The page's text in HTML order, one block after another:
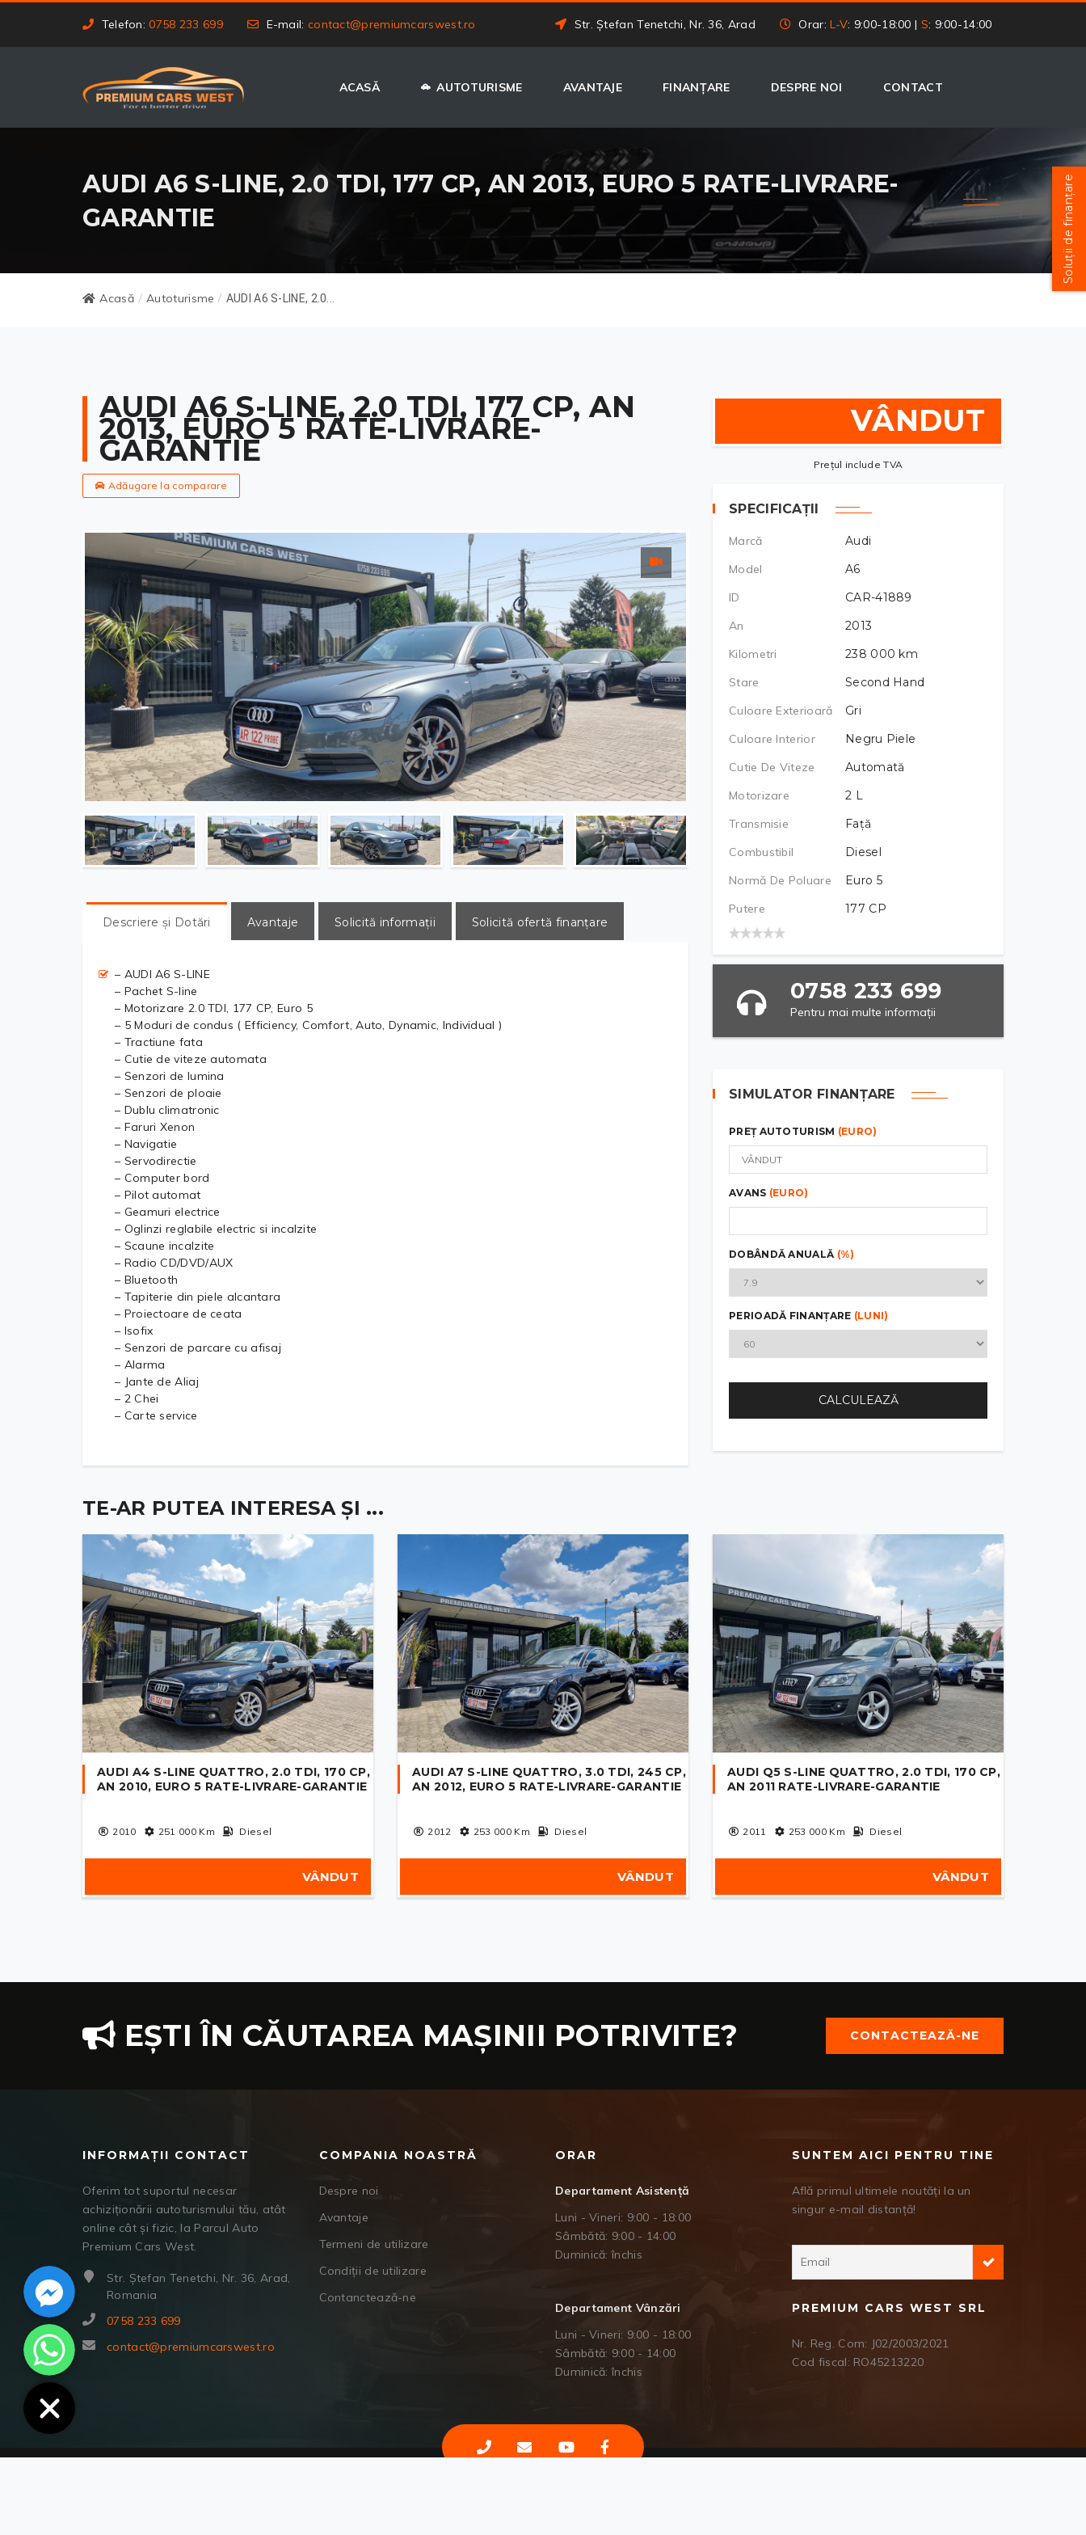
Telefon:0758 233 699 E-mail: contact@premiumcarswest.ro Str. Ștefan Tenetchi, Nr. 36, Arad Orar:L-V: 9:00-18:00 | S: 9:00-14:00
ACASĂ AUTOTURISME AVANTAJE FINANȚARE DESPRE NOI CONTACT
AUDI A6 S-LINE, 2.0 TDI, 177 CP, AN 2013, EURO 5 RATE-LIVRARE-
GARANTIE
Acasă / Autoturisme / AUDI A6 S-LINE, 2.0...
AUDI A6 S-LINE, 2.0 TDI, 177 CP, AN
2013, EURO 5 RATE-LIVRARE-
GARANTIE
Adăugare la comparare
Descriere și Dotări Avantaje Solicită informații Solicită ofertă finanțare
– AUDI A6 S-LINE
– Pachet S-line
– Motorizare 2.0 TDI, 177 CP, Euro 5
– 5 Moduri de condus ( Efficiency, Comfort, Auto, Dynamic, Individual )
– Tractiune fata
– Cutie de viteze automata
– Senzori de lumina
– Senzori de ploaie
– Dublu climatronic
– Faruri Xenon
– Navigatie
– Servodirectie
– Computer bord
– Pilot automat
– Geamuri electrice
– Oglinzi reglabile electric si incalzite
– Scaune incalzite
– Radio CD/DVD/AUX
– Bluetooth
– Tapiterie din piele alcantara
– Proiectoare de ceata
– Isofix
– Senzori de parcare cu afisaj
– Alarma
– Jante de Aliaj
– 2 Chei
– Carte service
VÂNDUT
Prețul include TVA
SPECIFICAȚII
Marcă
Audi
Model
A6
ID
CAR-41889
An
2013
Kilometri
238 000 km
Stare
Second Hand
Culoare Exterioară
Gri
Culoare Interior
Negru Piele
Cutie De Viteze
Automată
Motorizare
2 L
Transmisie
Față
Combustibil
Diesel
Normă De Poluare
Euro 5
Putere
177 CP
0758 233 699
Pentru mai multe informații
SIMULATOR FINANȚARE
PREȚ AUTOTURISM (EURO)
AVANS (EURO)
DOBÂNDĂ ANUALĂ (%)
PERIOADĂ FINANȚARE (LUNI)
CALCULEAZĂ
TE-AR PUTEA INTERESA ȘI ...
AUDI A4 S-LINE QUATTRO, 2.0 TDI, 170 CP,
AN 2010, EURO 5 RATE-LIVRARE-GARANTIE
2010 251 000Km Diesel
VÂNDUT
AUDI A7 S-LINE QUATTRO, 3.0 TDI, 245 CP,
AN 2012, EURO 5 RATE-LIVRARE-GARANTIE
2012 253 000Km Diesel
VÂNDUT
AUDI Q5 S-LINE QUATTRO, 2.0 TDI, 170 CP,
AN 2011 RATE-LIVRARE-GARANTIE
2011 253 000Km Diesel
VÂNDUT
EȘTI ÎN CĂUTAREA MAȘINII POTRIVITE? CONTACTEAZĂ-NE
INFORMAȚII CONTACT
Oferim tot suportul necesar
achiziționării autoturismului tău, atât
online cât și fizic, la Parcul Auto
Premium Cars West.
Str. Ștefan Tenetchi, Nr. 36, Arad,
Romania
0758 233 699
contact@premiumcarswest.ro
COMPANIA NOASTRĂ
Despre noi
Avantaje
Termeni de utilizare
Condiții de utilizare
Contanctează-ne
ORAR
Departament Asistență
Luni - Vineri: 9:00 - 18:00
Sâmbătă: 9:00 - 14:00
Duminică: închis
Departament Vânzări
Luni - Vineri: 9:00 - 18:00
Sâmbătă: 9:00 - 14:00
Duminică: închis
SUNTEM AICI PENTRU TINE
Află primul ultimele noutăți la un
singur e-mail distanță!
PREMIUM CARS WEST SRL
Nr. Reg. Com: J02/2003/2021
Cod fiscal: RO45213220
Soluții de finanțare
Facebook Messenger
WhatsApp